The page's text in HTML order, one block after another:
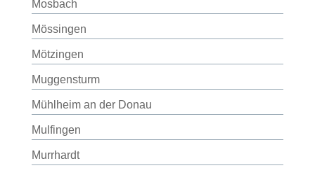
Mosbach
Mössingen
Mötzingen
Muggensturm
Mühlheim an der Donau
Mulfingen
Murrhardt